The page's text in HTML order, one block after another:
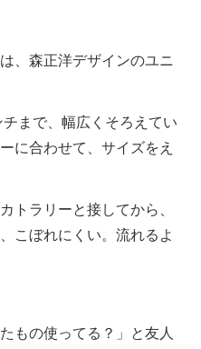
、森正洋デザインのユニ
まで、幅広くそろえてい
に合わせて、サイズをえ
トラリーと接してから、
こぼれにくい。流れるよ
もの使ってる？」と友人